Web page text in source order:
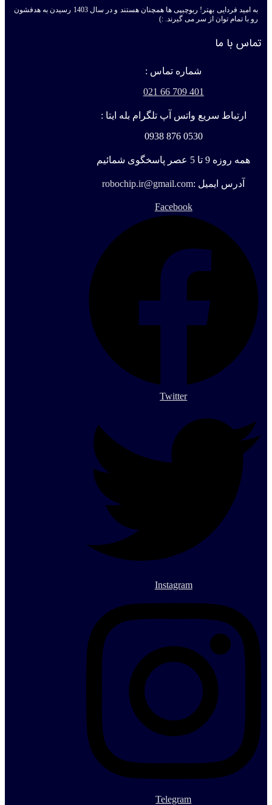
به امید فردایی بهتر! ربوچیپی ها همچنان هستند و در سال 1403 رسیدن به هدفشون
رو با تمام توان از سر می گیرند. :)
تماس با ما
شماره تماس :
401 709 66 021
ارتباط سریع واتس آپ تلگرام بله ایتا :
0530 876 0938
همه روزه 9 تا 5 عصر پاسخگوی شمائیم
آدرس ایمیل :robochip.ir@gmail.com
Facebook
Twitter
Instagram
Telegram